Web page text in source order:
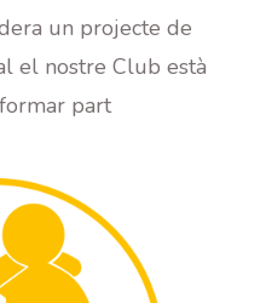
un projecte de
el nostre Club està
part